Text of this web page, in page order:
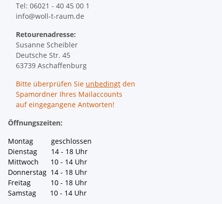
Tel: 06021 - 40 45 00 1
info@woll-t-raum.de
Retourenadresse:
Susanne Scheibler
Deutsche Str. 45
63739 Aschaffenburg
Bitte überprüfen Sie unbedingt den
Spamordner Ihres Mailaccounts
auf eingegangene Antworten!
Öffnungszeiten:
Montag geschlossen
Dienstag 14 - 18 Uhr
Mittwoch 10 - 14 Uhr
Donnerstag 14 - 18 Uhr
Freitag 10 - 18 Uhr
Samstag 10 - 14 Uhr